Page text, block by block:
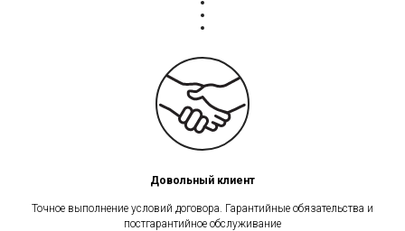
Довольный клиент
Точное выполнение условий договора. Гарантийные обязательства и
постгарантийное обслуживание